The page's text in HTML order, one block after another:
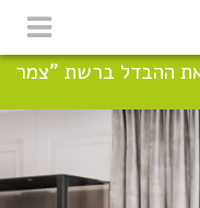
ההבדל ברשת "צמר